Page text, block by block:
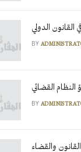
الدولي
BY
النظام القضائي
BY
والقضاء